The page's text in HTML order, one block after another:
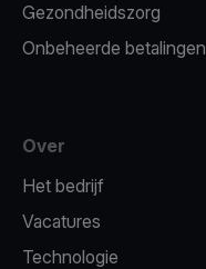
Gezondheidszorg
Onbeheerde betalingen
Over
Het bedrijf
Vacatures
Technologie